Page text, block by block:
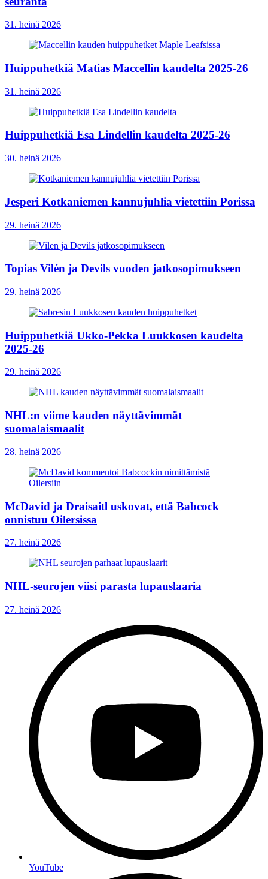
31. heinä 2026
Huippuhetkiä Matias Maccellin kaudelta 2025-26
31. heinä 2026
Huippuhetkiä Esa Lindellin kaudelta 2025-26
30. heinä 2026
Jesperi Kotkaniemen kannujuhlia vietettiin Porissa
29. heinä 2026
Topias Vilén ja Devils vuoden jatkosopimukseen
29. heinä 2026
Huippuhetkiä Ukko-Pekka Luukkosen kaudelta
2025-26
29. heinä 2026
NHL:n viime kauden näyttävimmät
suomalaismaalit
28. heinä 2026
McDavid ja Draisaitl uskovat, että Babcock
onnistuu Oilersissa
27. heinä 2026
NHL-seurojen viisi parasta lupauslaaria
27. heinä 2026
YouTube